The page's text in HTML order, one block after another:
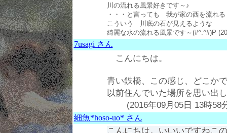
川の流れる風景好きです～♪
・・・と言っても 我が家の西を流れる
こういう 川底の石が見えるような
綺麗な水の流れる風景です～(#^.^#)P
7usagi さん
こんにちは。
青い鉄橋、この感じ、どこか
以前住んでいた場所を思い出
(2016年09月05日 13時58
細魚*hoso-uo* さん
こんにちは。いいいですねこ